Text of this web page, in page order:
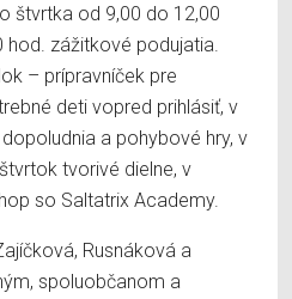
štvrtka od 9,00 do 12,00
zážitkové podujatia.
– prípravníček pre
deti vopred prihlásiť, v
a pohybové hry, v
tvorivé dielne, v
so Saltatrix Academy.
Rusnáková a
spoluobčanom a